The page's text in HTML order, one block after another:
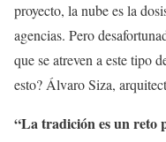
proyecto, la nube es la
agencias. Pero
que se atreven a este tipo
esto? Álvaro Siza,
“La tradición es un reto